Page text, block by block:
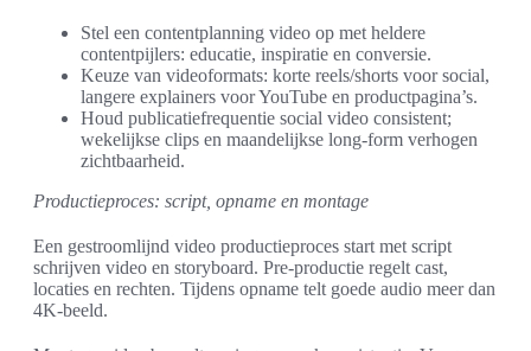
Stel een contentplanning video op met heldere
contentpijlers: educatie, inspiratie en conversie.
Keuze van videoformats: korte reels/shorts voor social,
langere explainers voor YouTube en productpagina’s.
Houd publicatiefrequentie social video consistent;
wekelijkse clips en maandelijkse long-form verhogen
zichtbaarheid.
Productieproces: script, opname en montage
Een gestroomlijnd video productieproces start met script
schrijven video en storyboard. Pre-productie regelt cast,
locaties en rechten. Tijdens opname telt goede audio meer dan
4K-beeld.